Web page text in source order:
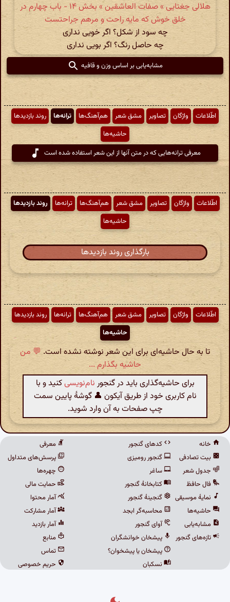
هلالی جغتایی » صفات العاشقین » بخش ۱۴ - باب چهارم در
خلق خوش که مایه راحت و مرهم جراحتست
چه سود از شکل؟ اگر خویی نداری
چه حاصل رنگ؟ اگر بویی نداری
مشابه‌یابی بر اساس وزن و قافیه
اطّلاعات واژگان تصاویر مشق شعر هم‌آهنگ‌ها ترانه‌ها
روند بازدیدها
حاشیه‌ها
معرفی ترانه‌هایی که در متن آنها از این شعر استفاده شده است
اطّلاعات واژگان تصاویر مشق شعر هم‌آهنگ‌ها ترانه‌ها
روند بازدیدها
حاشیه‌ها
بارگذاری روند بازدیدها
اطّلاعات واژگان تصاویر مشق شعر هم‌آهنگ‌ها ترانه‌ها
روند بازدیدها
حاشیه‌ها
تا به حال حاشیه‌ای برای این شعر نوشته نشده است. 💬 من
حاشیه بگذارم ...
برای حاشیه‌گذاری باید در گنجور نام‌نویسیکنید و با
نام کاربری خود از طریق آیکون 👤 گوشهٔ پایین سمت
چپ صفحات به آن وارد شوید.
خانه
بیت تصادفی
جدول شعر
فال حافظ
نمایهٔ موسیقی
حاشیه‌ها
مشابه‌یابی
تازه‌های گنجور
کدهای گنجور
گنجور رومیزی
ساغر
کتابخانهٔ گنجور
گنجینهٔ گنجور
محاسبه‌گر ابجد
آوای گنجور
پیشخان خوانشگران
پیشخان یا پیشخوان؟
نسکبان
معرفی
پرسش‌های متداول
چهره‌ها
حمایت مالی
آمار محتوا
آمار مشارکت
آمار بازدید
منابع
تماس
حریم خصوصی